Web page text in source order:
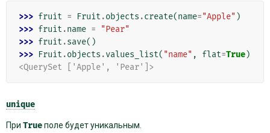
>>> fruit = Fruit .objects .create(name="Apple" )
>>> fruit .name =
"Pear"
>>> fruit .save()
>>> Fruit .objects .values_list( "name" , flat=True)
<QuerySet ['Apple', 'Pear']>
unique
При Trueполе будет уникальным.